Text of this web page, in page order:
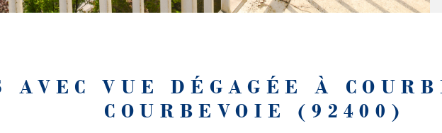
AVEC VUE DÉGAGÉE À
COURBEVOIE (92400)